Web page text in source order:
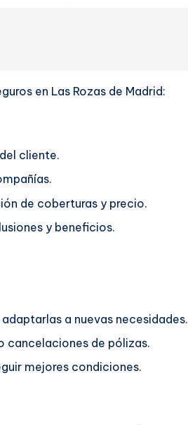
en Las Rozas de Madrid:
cliente.
de coberturas y precio.
y beneficios.
a nuevas necesidades.
cancelaciones de pólizas.
mejores condiciones.